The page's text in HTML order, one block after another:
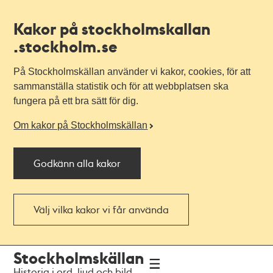
Kakor på stockholmskallan
.stockholm.se
På Stockholmskällan använder vi kakor, cookies, för att
sammanställa statistik och för att webbplatsen ska
fungera på ett bra sätt för dig.
Om kakor på Stockholmskällan
Godkänn alla kakor
Välj vilka kakor vi får använda
navigationen
huvudinnehållet
Stockholmskällan